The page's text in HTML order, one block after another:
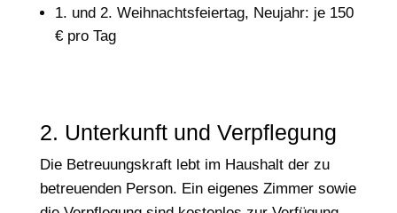
1. und 2. Weihnachtsfeiertag, Neujahr: je 150
€ pro Tag
2. Unterkunft und Verpflegung
Die Betreuungskraft lebt im Haushalt der zu
betreuenden Person. Ein eigenes Zimmer sowie